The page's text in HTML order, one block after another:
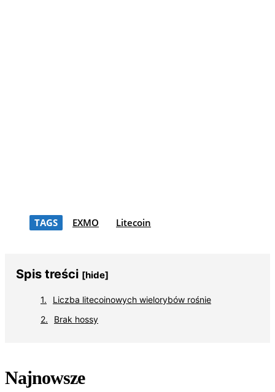
TAGS EXMO Litecoin
Spis treści [hide]
Liczba litecoinowych wielorybów rośnie
Brak hossy
Najnowsze